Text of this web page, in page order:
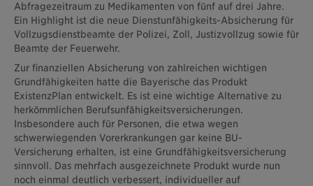
Abfragezeitraum zu Medikamenten von fünf auf drei Jahre.
Ein Highlight ist die neue Dienstunfähigkeits-Absicherung für
Vollzugsdienstbeamte der Polizei, Zoll, Justizvollzug sowie für
Beamte der Feuerwehr.
Zur finanziellen Absicherung von zahlreichen wichtigen
Grundfähigkeiten hatte die Bayerische das Produkt
ExistenzPlan entwickelt. Es ist eine wichtige Alternative zu
herkömmlichen Berufsunfähigkeitsversicherungen.
Insbesondere auch für Personen, die etwa wegen
schwerwiegenden Vorerkrankungen gar keine BU-
Versicherung erhalten, ist eine Grundfähigkeitsversicherung
sinnvoll. Das mehrfach ausgezeichnete Produkt wurde nun
noch einmal deutlich verbessert, individueller auf